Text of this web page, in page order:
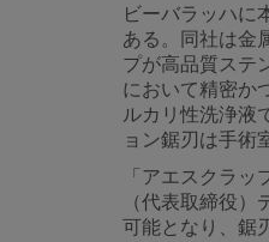
ビーバラッハに
ある。同社は金
プが高品質ステ
において精密か
ルカリ性洗浄液
ョン鋸刃は手術
「アエスクラ
（代表取締役
可能となり、鋸